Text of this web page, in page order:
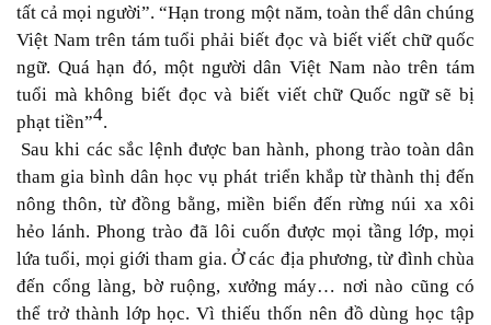
tất cả mọingười”. “Hạn trong một năm, toàn thể dân chúng
Việt Nam trên tám tuổi phải biết đọc và biết viết chữ quốc
ngữ. Quá hạn đó, một người dân Việt Nam nào trên tám
tuổi mà không biết đọc và biết viết chữ Quốc ngữ sẽ bị
phạt tiền”4.
Sau khi các sắc lệnh được ban hành, phong trào toàn dân
tham gia bình dân học vụ phát triển khắp từ thành thị đến
nông thôn, từ đồng bằng, miền biển đến rừng núi xa xôi
hẻo lánh. Phong trào đã lôi cuốn được mọi tầng lớp, mọi
lứa tuổi, mọi giới tham gia. Ở các địa phương, từ đình chùa
đến cổng làng, bờ ruộng, xưởng máy… nơi nào cũng có
thể trở thành lớp học. Vì thiếu thốn nên đồ dùng học tập